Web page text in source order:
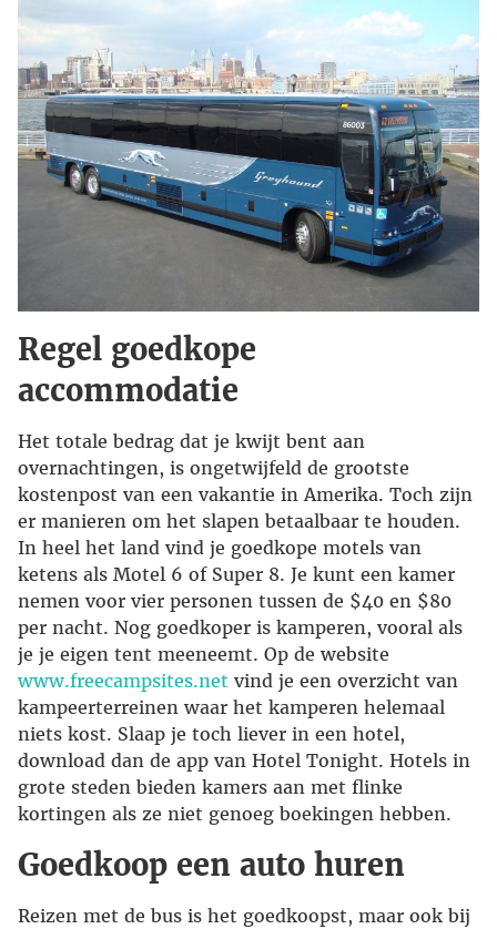
Regel goedkope
accommodatie
Het totale bedrag dat je kwijt bent aan
overnachtingen, is ongetwijfeld de grootste
kostenpost van een vakantie in Amerika. Toch zijn
er manieren om het slapen betaalbaar te houden.
In heel het land vind je goedkope motels van
ketens als Motel 6 of Super 8. Je kunt een kamer
nemen voor vier personen tussen de $40 en $80
per nacht. Nog goedkoper is kamperen, vooral als
je je eigen tent meeneemt. Op de website
www.freecampsites.net vind je een overzicht van
kampeerterreinen waar het kamperen helemaal
niets kost. Slaap je toch liever in een hotel,
download dan de app van Hotel Tonight. Hotels in
grote steden bieden kamers aan met flinke
kortingen als ze niet genoeg boekingen hebben.
Goedkoop een auto huren
Reizen met de bus is het goedkoopst, maar ook bij